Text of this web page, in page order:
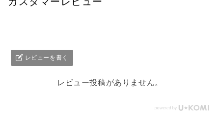
レビューを書く
レビュー投稿がありません。